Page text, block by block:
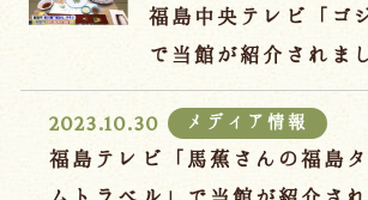
福島中央テレビ「ゴ
で当館が紹介されま
2023.10.30 メディア情報
福島テレビ「馬蕉さんの福島タ